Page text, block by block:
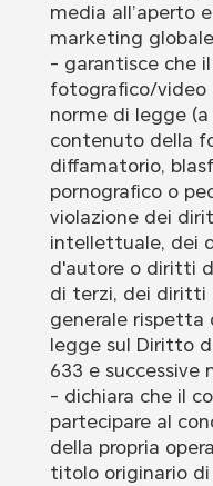
media all’aperto
marketing
- garantisce che
fotografico/video
norme di legge
contenuto della
diffamatorio,
pornografico o
violazione dei
intellettuale, dei
d'autore o diritti
di terzi, dei diritti
generale
legge sul Diritto
633 e successive
- dichiara che il
partecipare al
della propria
titolo originario